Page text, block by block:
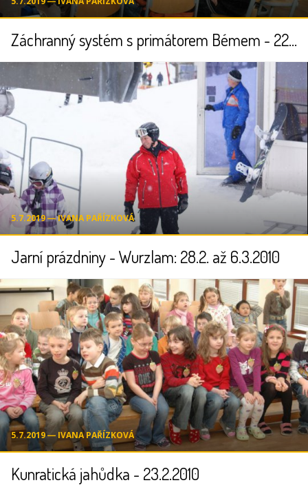
Záchranný systém s primátorem Bémem - 22.2.2010
5.7.2019 ― IVANA PAŘÍZKOVÁ
Jarní prázdniny - Wurzlam: 28.2. až 6.3.2010
5.7.2019 ― IVANA PAŘÍZKOVÁ
Kunratická jahůdka - 23.2.2010